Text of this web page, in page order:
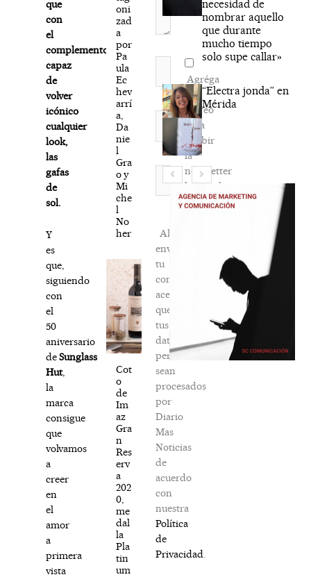
que
con
el
complemento
capaz
de
volver
icónico
cualquier
look,
las
gafas
de
sol.
Y
es
que,
siguiendo
con
el
50
aniversario
deSunglass
Hut,
la
marca
consigue
que
volvamos
a
creer
en
el
amor
a
primera
vista
oni
zad
a
por
Pa
ula
Ec
hev
arrí
a,
Da
nie
l
Gra
o y
Mi
che
l
No
her
Cot
o
de
Im
az
Gra
n
Res
erv
a
202
0,
me
dal
la
Pla
tin
um
Nombre*
Correo
electrónico*
Web
Agréga
mi
correo
para
recibir
la
newsletter
habitual
Al
enviar
tu
comentario,
aceptas
que
tus
datos
personales
sean
procesados
por
Diario
Mas
Noticias
de
acuerdo
con
nuestra
Política
de
Privacidad
necesidad de
nombrar aquello
que durante
mucho tiempo
solo supe callar»
“Electra jonda” en
Mérida